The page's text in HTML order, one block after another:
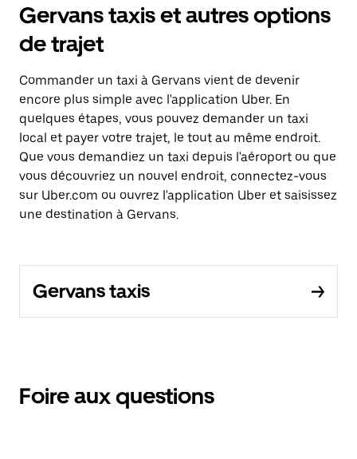
Gervans taxis et autres options
de trajet
Commander un taxi à Gervans vient de devenir
encore plus simple avec l'application Uber. En
quelques étapes, vous pouvez demander un taxi
local et payer votre trajet, le tout au même endroit.
Que vous demandiez un taxi depuis l'aéroport ou que
vous découvriez un nouvel endroit, connectez-vous
sur Uber.com ou ouvrez l'application Uber et saisissez
une destination à Gervans.
Gervans taxis
Foire aux questions